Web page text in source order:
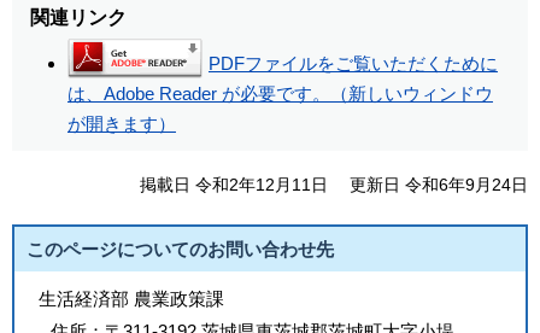
関連リンク
PDFファイルをご覧いただくために
は、Adobe Reader が必要です。（新しいウィンドウ
が開きます）
掲載日 令和2年12月11日 更新日 令和6年9月24日
このページについてのお問い合わせ先
生活経済部 農業政策課